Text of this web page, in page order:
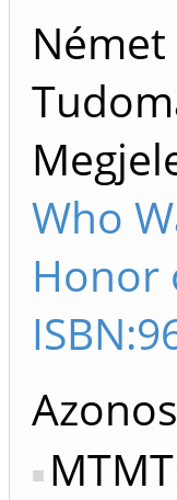
Who
Honor